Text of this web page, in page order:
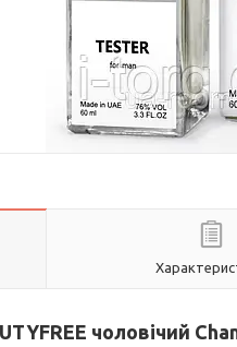
чоловічий